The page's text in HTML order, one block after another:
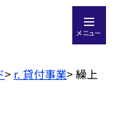
メニュー
> r. 貸付事業>繰上